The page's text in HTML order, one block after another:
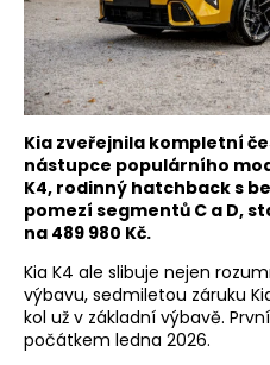
Kia zveřejnila kompletní
nástupce populárního
K4, rodinný hatchback s
pomezí segmentů C a D,
na 489 980 Kč.
Kia K4 ale slibuje nejen
výbavu, sedmiletou záruku
kol už v základní výbavě.
počátkem ledna 2026.